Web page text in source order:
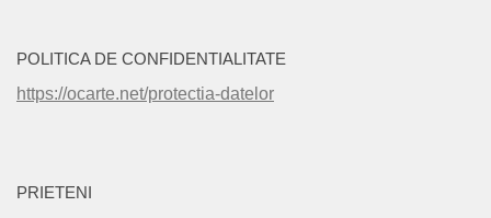
POLITICA DE CONFIDENTIALITATE
https://ocarte.net/protectia-datelor
PRIETENI